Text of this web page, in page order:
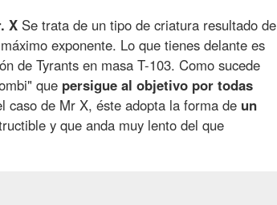
X Se trata de un tipo de criatura resultado de
exponente. Lo que tienes delante es
de Tyrants en masa T-103. Como sucede
que persigue al objetivo por todas
caso de Mr X, éste adopta la forma de un
y que anda muy lento del que